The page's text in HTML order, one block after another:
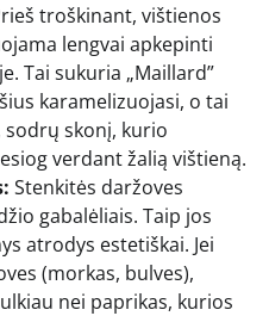
troškinant, vištienos
lengvai apkepinti
Tai sukuria „Maillard”
karamelizuojasi, o tai
skonį, kurio
verdant žalią vištieną.
Stenkitės daržoves
gabalėliais. Taip jos
atrodys estetiškai. Jei
(morkas, bulves),
nei paprikas, kurios